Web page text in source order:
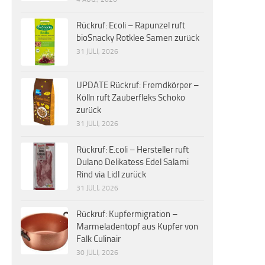
Rückruf: Ecoli – Rapunzel ruft
bioSnacky Rotklee Samen zurück
31 JULI, 2026
UPDATE Rückruf: Fremdkörper –
Kölln ruft Zauberfleks Schoko
zurück
31 JULI, 2026
Rückruf: E.coli – Hersteller ruft
Dulano Delikatess Edel Salami
Rind via Lidl zurück
31 JULI, 2026
Rückruf: Kupfermigration –
Marmeladentopf aus Kupfer von
Falk Culinair
30 JULI, 2026